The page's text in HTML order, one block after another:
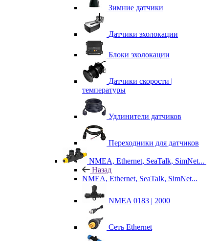
Зимние датчики
Датчики эхолокации
Блоки эхолокации
Датчики скорости |
температуры
Удлинители датчиков
Переходники для датчиков
NMEA, Ethernet, SeaTalk, SimNet...
Назад
NMEA, Ethernet, SeaTalk, SimNet...
NMEA 0183 | 2000
Сеть Ethernet